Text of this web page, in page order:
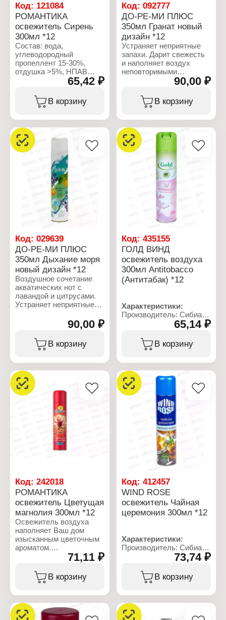
Код: 121084
РОМАНТИКА
освежитель Сирень
300мл *12
Состав: вода,
углеводородный
пропеллент 15-30%,
отдушка >5%, НПАВ
<5%, консерванты <5%,
пропиленгликоль <5%,
гексилциннамаль,
бутилфенил
Характеристики:
Производитель: Сибиар
Бренд: Романтика
Тип товара: Освежитель
Название: "Сирень"
Форма выпуска:
Объем: 300 мл
65,42 ₽
В корзину
Код:092777
ДО-РЕ-МИ ПЛЮС
350мл Гранат новый
дизайн *12
Устраняет неприятные
запахи. Дарит свежесть
и наполняет воздух
неповторимыми
нежными ароматами.
Цветочная композиция с
нотами полевых ягод.
Бренд: Do-Re-Mi
Тип товара: Освежитель
воздуха
Название: "Гранат"
Форма выпуска:
Состав: вода,
углеводородный
пропеллент >30%,
отдушка >5%, НПАВ
<5%, консерванты <5
Объем: 350 мл
90,00 ₽
В корзину
Код: 029639
ДО-РЕ-МИ ПЛЮС
350мл Дыхание моря
новый дизайн *12
Воздушное сочетание
акватических нот с
лавандой и цитрусами.
Устраняет неприятные
и наполняет воздух
неповторимыми
нежными ароматами.
Производитель: Сибиар
Бренд: Do-Re-Mi
Тип товара: Освежитель
воздуха
Форма выпуска:
Состав: вода,
углеводородный
пропеллент >30%,
90,00 ₽
В корзину
Код:435155
ГОЛД ВИНД
освежитель воздуха
300мл Antitobacco
(Антитабак) *12
Характеристики:
Производитель: Сибиар
Бренд: Gold wind
Тип товара: Освежитель
воздуха
Название: "Antitobacco"
Форма выпуска:
аэрозоль
Состав: вода,
углеводородный
пропеллент 15-30%,
отдушка 5%, НПАВ 5%,
консерванты 5%
Объем: 300 мл
65,14 ₽
В корзину
Код: 242018
РОМАНТИКА
освежитель Цветущая
магнолия 300мл *12
Освежитель воздуха
наполняет Ваш дом
изысканным цветочным
ароматом.
Производитель: Сибиар
Бренд: Романтика
Название: "Магнолия"
Форма выпуска:
71,11 ₽
В корзину
Код:412457
WIND ROSE
освежитель Чайная
церемония 300мл *12
Характеристики:
Производитель: Сибиар
Бренд: Wind rose
Тип товара: Освежитель
воздуха
Название: "Чайная
аэрозоль
Состав: вода,
73,74 ₽
В корзину